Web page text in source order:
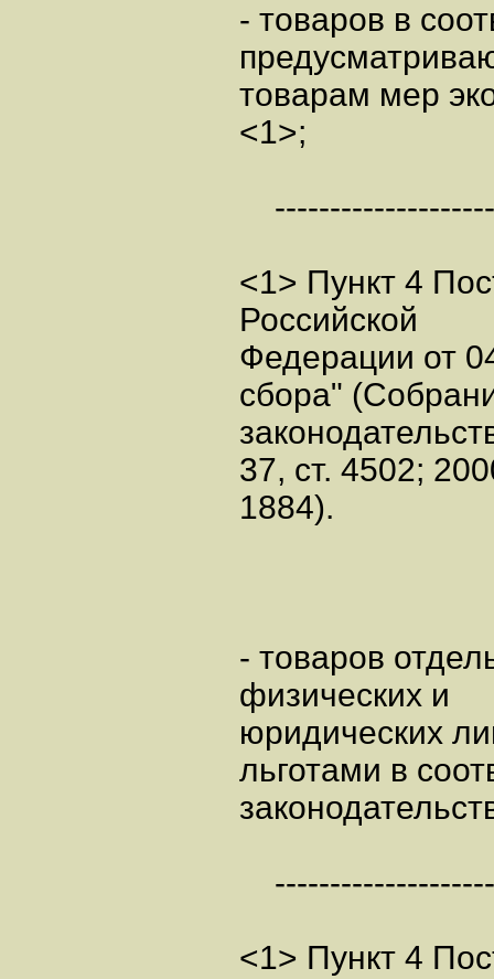
- товаров в
товарам мер
<1>;
<1> Пункт 4
Российской
Федерации от
сбора"
37, ст. 4502;
1884).
- товаров
физических и
юридических
льготами в
<1> Пункт 4